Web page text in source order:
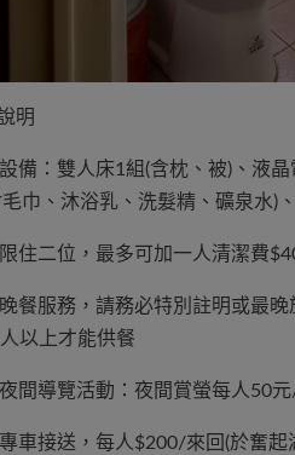
明
備：雙人床1組(含枕、被)、液
巾、沐浴乳、洗髮精、礦泉水)
住二位，最多可加一人清潔費
餐服務，請務必特別註明或最
以上才能供餐
間導覽活動：夜間賞螢每人50
車接送，每人$200/來回(於奮起